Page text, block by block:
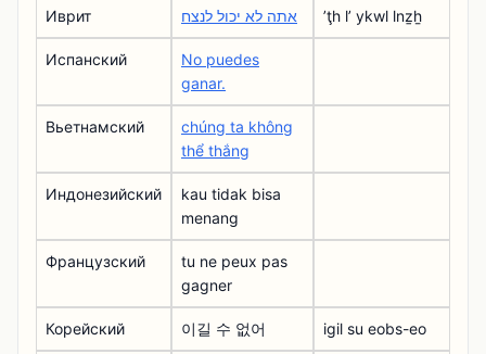
Иврит אתה לא יכול לנצח ʼţh lʼ ykwl lnẕẖ
Испанский
No puedes
ganar.
Вьетнамский
chúng ta không
thể thắng
Индонезийский
kau tidak bisa
menang
Французский
tu ne peux pas
gagner
Корейский 이길 수 없어 igil su eobs-eo